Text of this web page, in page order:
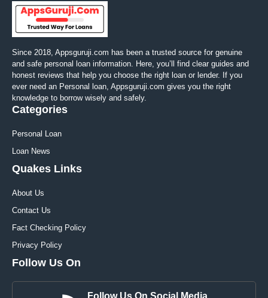
Since 2018, Appsguruji.com has been a trusted source for genuine
and safe personal loan information. Here, you’ll find clear guides and
honest reviews that help you choose the right loan or lender. If you
ever need an Personal loan, Appsguruji.com gives you the right
knowledge to borrow wisely and safely.
Categories
Personal Loan
Loan News
Quakes Links
About Us
Contact Us
Fact Checking Policy
Privacy Policy
Follow Us On
Follow Us On Social Media